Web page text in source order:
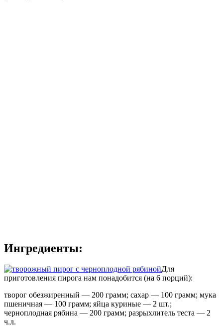
Ингредиенты:
Для
приготовления пирога нам понадобится (на 6 порций):
творог обезжиренный — 200 грамм; сахар — 100 грамм; мука
пшеничная — 100 грамм; яйца куриные — 2 шт.;
черноплодная рябина — 200 грамм; разрыхлитель теста — 2
ч.л.